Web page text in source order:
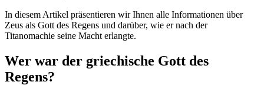
In diesem Artikel präsentieren wir Ihnen alle Informationen über
Zeus als Gott des Regens und darüber, wie er nach der
Titanomachie seine Macht erlangte.
Wer war der griechische Gott des
Regens?